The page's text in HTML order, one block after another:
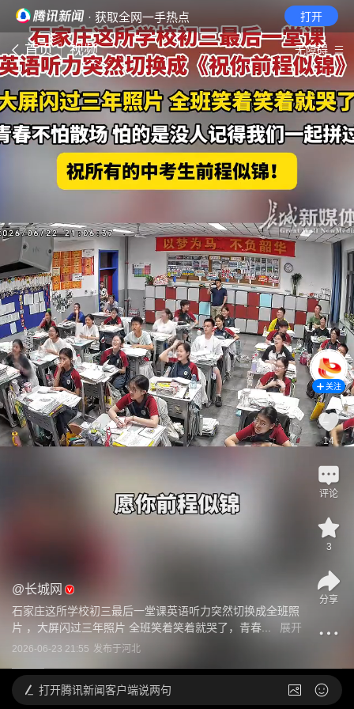
· 获取全网一手热点 打开
首页 视频 无障碍
@长城网
石家庄这所学校初三最后一堂课英语听力突然切换成全班照
片 ，大屏闪过三年照片 全班笑着笑着就哭了，青春...
展开
2026-06-23 21:55 发布于河北
关注
14
评论
3
分享
打开腾讯新闻客户端说两句